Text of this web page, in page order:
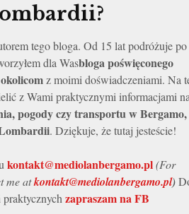
tego bloga. Od 15 lat podróżuje po
dla Wasbloga poświęconego
z moimi doświadczeniami. Na
z Wami praktycznymi informacjami
pogody czy transportu w Bergamo,
. Dziękuje, że tutaj jesteście!
kontakt@mediolanbergamo.pl(For
me atkontakt@mediolanbergamo.pl)
zapraszam na FB